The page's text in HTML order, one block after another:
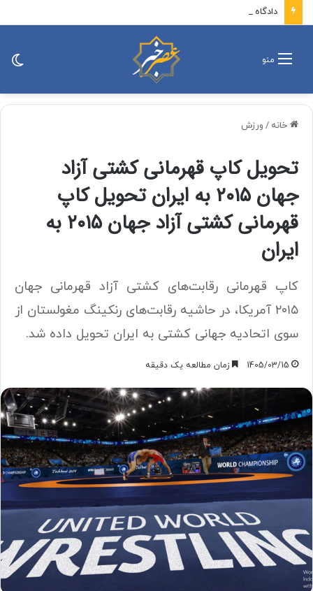
منو
خانه / ورزش
تحویل کاپ قهرمانی کشتی آزاد
جهان ۲۰۱۵ به ایران تحویل کاپ
قهرمانی کشتی آزاد جهان ۲۰۱۵ به
ایران
کاپ قهرمانی رقابت‌های کشتی آزاد قهرمانی جهان
۲۰۱۵ آمریکا، در حاشیه رقابت‌های رنکینگ مغولستان از
سوی اتحادیه جهانی کشتی به ایران تحویل داده شد.
1405/03/15 زمان مطالعه یک دقیقه